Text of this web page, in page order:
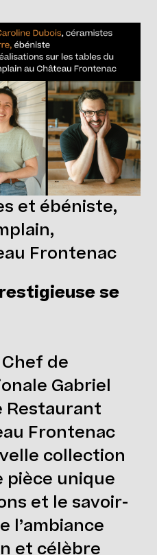
et ébéniste,
Frontenac
se
de
Gabriel
Restaurant
Frontenac
collection
pièce unique
et le savoir-
l’ambiance
et célèbre